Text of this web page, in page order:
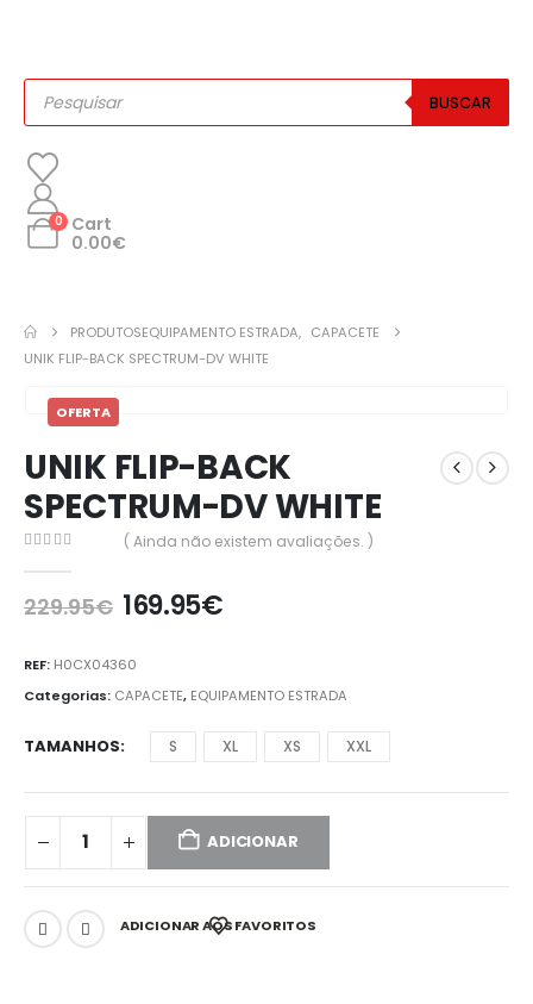
BUSCAR
0 Cart
0.00€
PRODUTOSEQUIPAMENTO ESTRADA, CAPACETE
UNIK FLIP-BACK SPECTRUM-DV WHITE
OFERTA
UNIK FLIP-BACK
SPECTRUM-DV WHITE
( Ainda não existem avaliações. )
229.95€ 169.95€
REF: H0CX04360
Categorias: CAPACETE, EQUIPAMENTO ESTRADA
TAMANHOS S XL XS XXL
ADICIONAR
ADICIONAR AOS FAVORITOS